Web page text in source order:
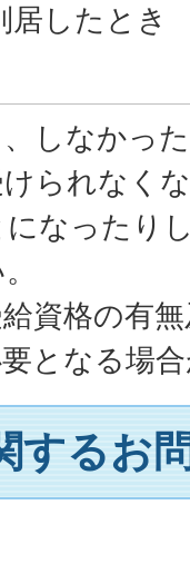
居したとき
しなかっ
られなく
なったり
資格の有
となる場
するお